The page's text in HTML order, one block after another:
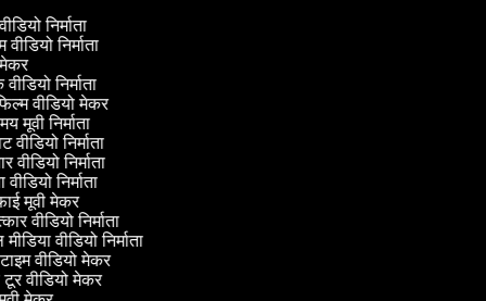
निर्माता
निर्माता
निर्माता
वीडियो मेकर
मूवी निर्माता
निर्माता
वीडियो निर्माता
निर्माता
मूवी मेकर
वीडियो निर्माता
वीडियो निर्माता
वीडियो मेकर
वीडियो मेकर